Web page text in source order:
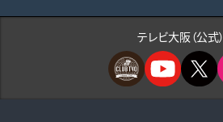
テレビ大阪（公式）